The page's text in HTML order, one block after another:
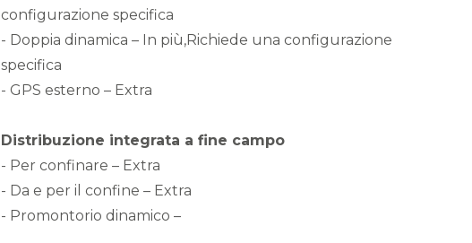
configurazione specifica
- Doppia dinamica – In più,Richiede una configurazione
specifica
- GPS esterno – Extra
Distribuzione integrata a fine campo
- Per confinare – Extra
- Da e per il confine – Extra
- Promontorio dinamico –